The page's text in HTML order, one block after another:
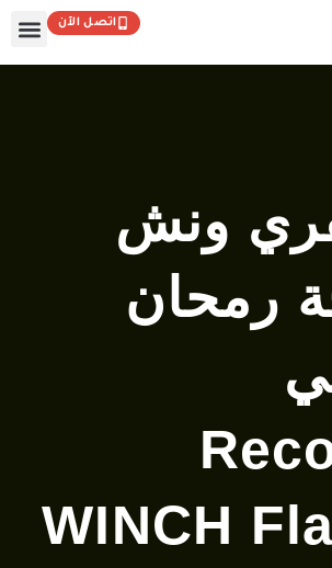
اتصل الآن
ونش
رمحان
WINCH